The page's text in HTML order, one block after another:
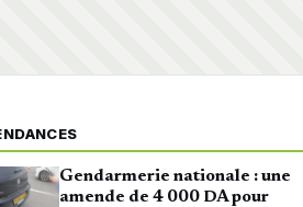
Gendarmerie nationale : une
amende de 4 000 DA pour